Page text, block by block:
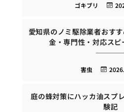
ゴキブリ
愛知県のノミ駆除業者おす
金・専門性・対応ス
害虫
庭の蜂対策にハッカ油スプ
験記